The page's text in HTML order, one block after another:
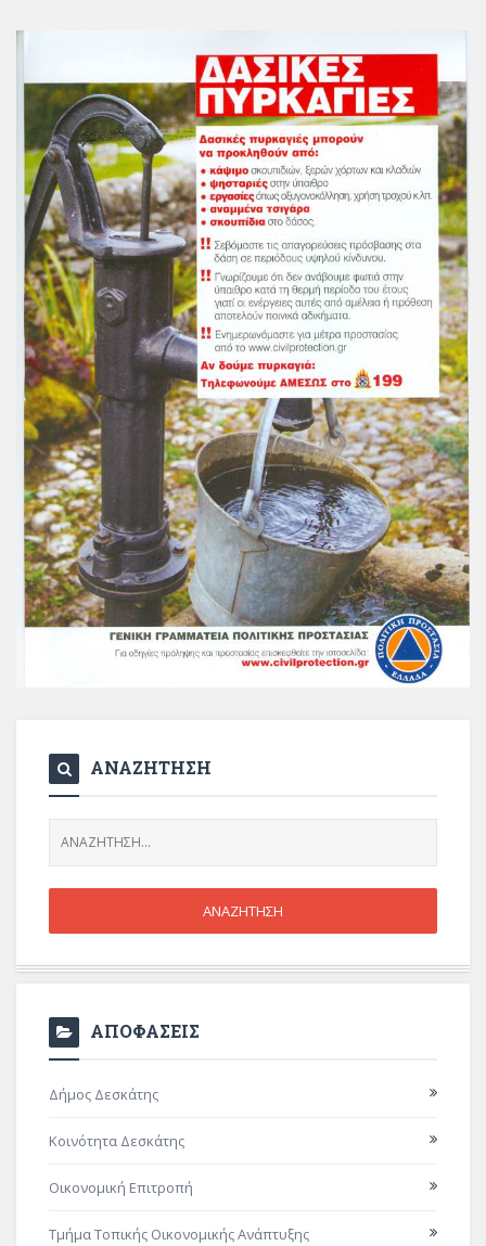
ΑΝΑΖΗΤΗΣΗ
ΑΠΟΦΑΣΕΙΣ
Δήμος Δεσκάτης
Κοινότητα Δεσκάτης
Οικονομική Επιτροπή
Τμήμα Τοπικής Οικονομικής Ανάπτυξης